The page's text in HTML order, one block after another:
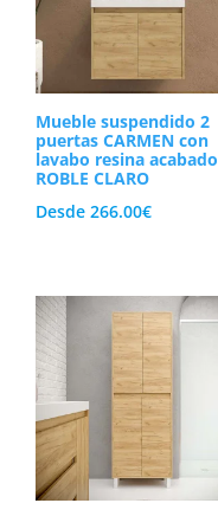
Mueble suspendido 2
puertas CARMEN con
lavabo resina acabado
ROBLE CLARO
Desde266.00€